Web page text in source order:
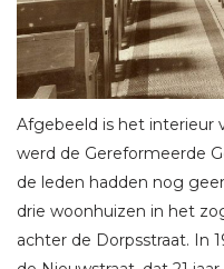
Afgebeeld is het interieur
werd de Gereformeerde
de leden hadden nog
drie woonhuizen in het
achter de Dorpsstraat. In